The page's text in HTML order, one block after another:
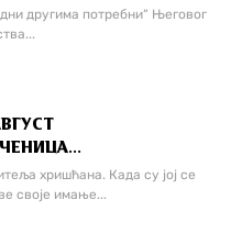
другима потребни“ Његовог
хришћана. Када су јој се
своје имање...